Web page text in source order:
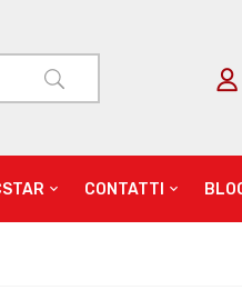
CONTATTI